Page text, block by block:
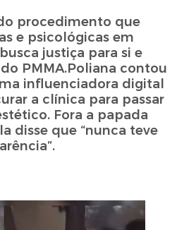
procedimento que
e psicológicas em
justiça para si e
PMMA.Poliana contou
influenciadora digital
a clínica para passar
Fora a papada
disse que “nunca teve